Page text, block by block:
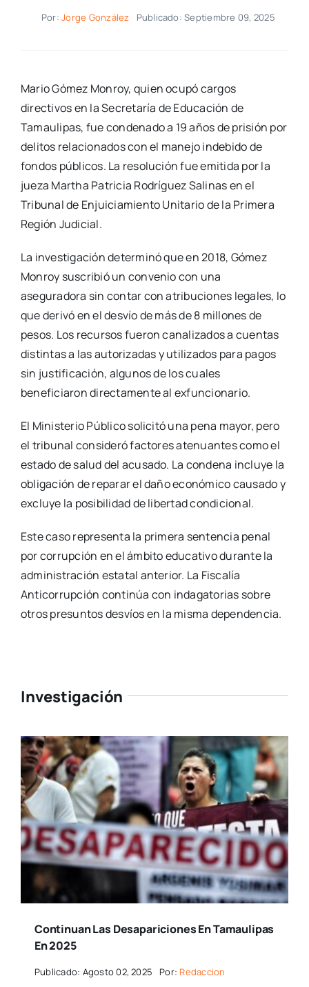
Por:Jorge González Publicado: Septiembre 09, 2025
Mario Gómez Monroy, quien ocupó cargos
directivos en la Secretaría de Educación de
Tamaulipas, fue condenado a 19 años de prisión por
delitos relacionados con el manejo indebido de
fondos públicos. La resolución fue emitida por la
jueza Martha Patricia Rodríguez Salinas en el
Tribunal de Enjuiciamiento Unitario de la Primera
Región Judicial.
La investigación determinó que en 2018, Gómez
Monroy suscribió un convenio con una
aseguradora sin contar con atribuciones legales, lo
que derivó en el desvío de más de 8 millones de
pesos. Los recursos fueron canalizados a cuentas
distintas a las autorizadas y utilizados para pagos
sin justificación, algunos de los cuales
beneficiaron directamente al exfuncionario.
El Ministerio Público solicitó una pena mayor, pero
el tribunal consideró factores atenuantes como el
estado de salud del acusado. La condena incluye la
obligación de reparar el daño económico causado y
excluye la posibilidad de libertad condicional.
Este caso representa la primera sentencia penal
por corrupción en el ámbito educativo durante la
administración estatal anterior. La Fiscalía
Anticorrupción continúa con indagatorias sobre
otros presuntos desvíos en la misma dependencia.
Investigación
Continuan Las Desapariciones En Tamaulipas
En 2025
Publicado: Agosto 02, 2025 Por: Redaccion